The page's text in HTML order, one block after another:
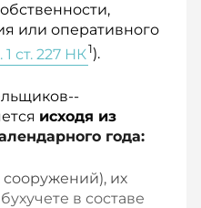
или оперативного
1 ст. 227 НК1).
исходя из
года:
сооружений), их
в составе